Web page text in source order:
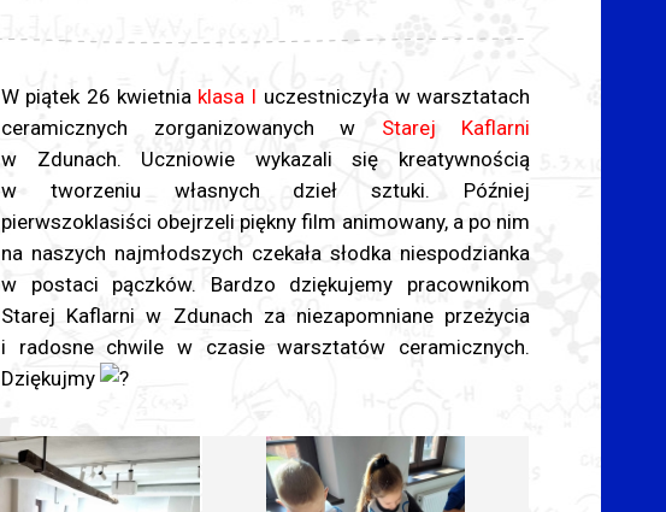
W piątek 26 kwietniaklasa I uczestniczyła w warsztatach
ceramicznych zorganizowanych w Starej Kaflarni
w Zdunach. Uczniowie wykazali się kreatywnością
w tworzeniu własnych dzieł sztuki. Później
pierwszoklasiści obejrzeli piękny film animowany, a po nim
na naszych najmłodszych czekała słodka niespodzianka
w postaci pączków. Bardzo dziękujemy pracownikom
Starej Kaflarni w Zdunach za niezapomniane przeżycia
i radosne chwile w czasie warsztatów ceramicznych.
Dziękujmy